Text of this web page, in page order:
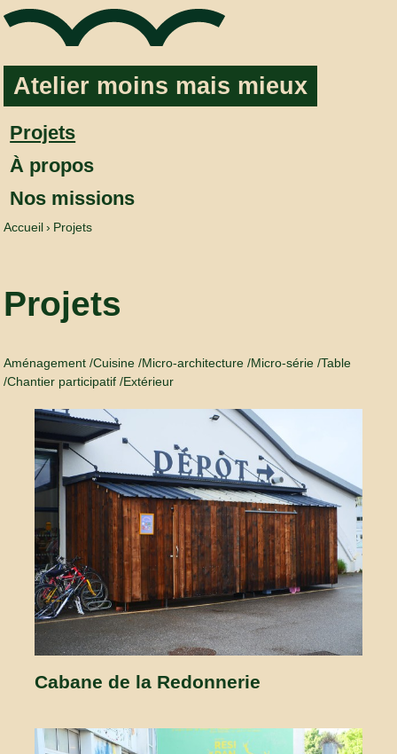
Aller au contenu
Atelier moins mais mieux
Projets
À propos
Nos missions
Accueil Projets
Projets
Aménagement Cuisine Micro-architecture Micro-série Table
Chantier participatif Extérieur
Cabane de la Redonnerie